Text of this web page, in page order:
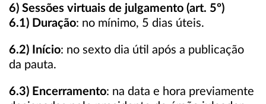
6) Sessões virtuais de julgamento (art. 5º)
6.1) Duração: no mínimo, 5 dias úteis.
6.2) Início: no sexto dia útil após a publicação
da pauta.
6.3) Encerramento: na data e hora previamente